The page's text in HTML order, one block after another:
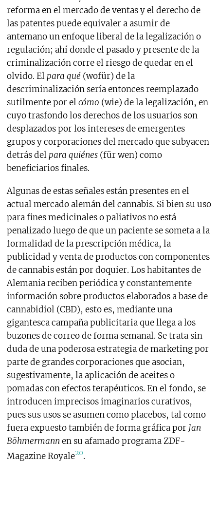
reforma en el mercado de ventas y el derecho de
las patentes puede equivaler a asumir de
antemano un enfoque liberal de la legalización o
regulación; ahí donde el pasado y presente de la
criminalización corre el riesgo de quedar en el
olvido. El para qué (wofür) de la
descriminalización sería entonces reemplazado
sutilmente por elcómo (wie) de la legalización, en
cuyo trasfondo los derechos de los usuarios son
desplazados por los intereses de emergentes
grupos y corporaciones del mercado que subyacen
detrás del para quiénes(für wen) como
beneficiarios finales.
Algunas de estas señales están presentes en el
actual mercado alemán del cannabis. Si bien su uso
para fines medicinales o paliativos no está
penalizado luego de que un paciente se someta a la
formalidad de la prescripción médica, la
publicidad y venta de productos con componentes
de cannabis están por doquier. Los habitantes de
Alemania reciben periódica y constantemente
información sobre productos elaborados a base de
cannabidiol (CBD), esto es, mediante una
gigantesca campaña publicitaria que llega a los
buzones de correo de forma semanal. Se trata sin
duda de una poderosa estrategia de marketing por
parte de grandes corporaciones que asocian,
sugestivamente, la aplicación de aceites o
pomadas con efectos terapéuticos. En el fondo, se
introducen imprecisos imaginarios curativos,
pues sus usos se asumen como placebos, tal como
fuera expuesto también de forma gráfica por Jan
Böhmermann en su afamado programa ZDF-
Magazine Royale20.